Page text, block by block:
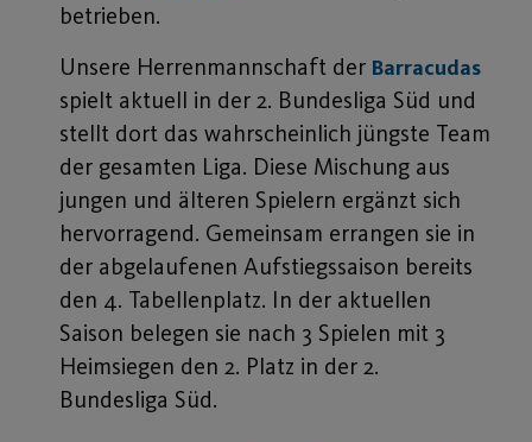
betrieben.
Unsere Herrenmannschaft der Barracudas
spielt aktuell in der 2. Bundesliga Süd und
stellt dort das wahrscheinlich jüngste Team
der gesamten Liga. Diese Mischung aus
jungen und älteren Spielern ergänzt sich
hervorragend. Gemeinsam errangen sie in
der abgelaufenen Aufstiegssaison bereits
den 4. Tabellenplatz. In der aktuellen
Saison belegen sie nach 3 Spielen mit 3
Heimsiegen den 2. Platz in der 2.
Bundesliga Süd.